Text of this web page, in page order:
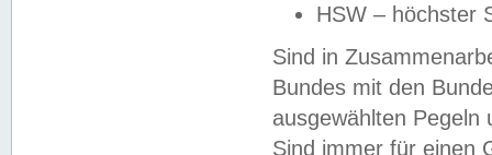
HSW – höchster
Sind in
Bundes mit den
ausgewählten
Sind immer für einen